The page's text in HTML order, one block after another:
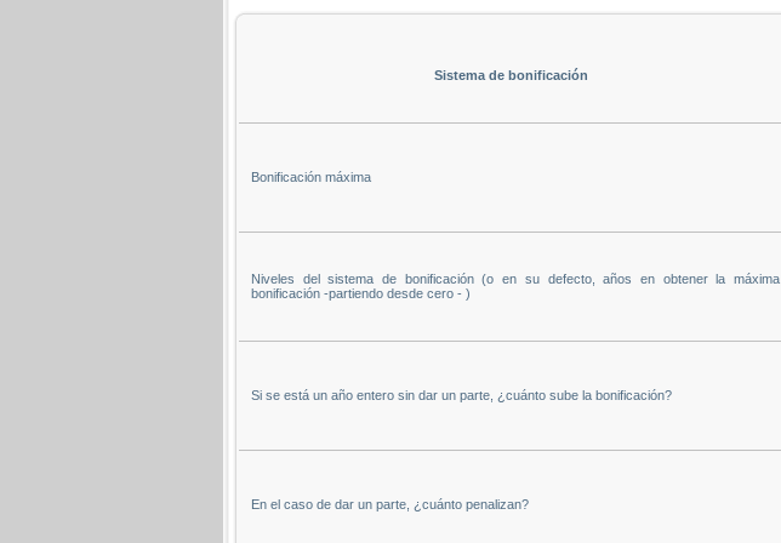
Sistema de bonificación
Bonificación máxima
Niveles del sistema de bonificación (o en su defecto, años en obtener la máxima
bonificación -partiendo desde cero - )
Si se está un año entero sin dar un parte, ¿cuánto sube la bonificación?
En el caso de dar un parte, ¿cuánto penalizan?